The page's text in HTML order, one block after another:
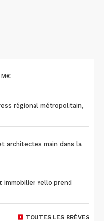
régional métropolitain,
architectes main dans la
immobilier Yello prend
TOUTES LES BRÈVES